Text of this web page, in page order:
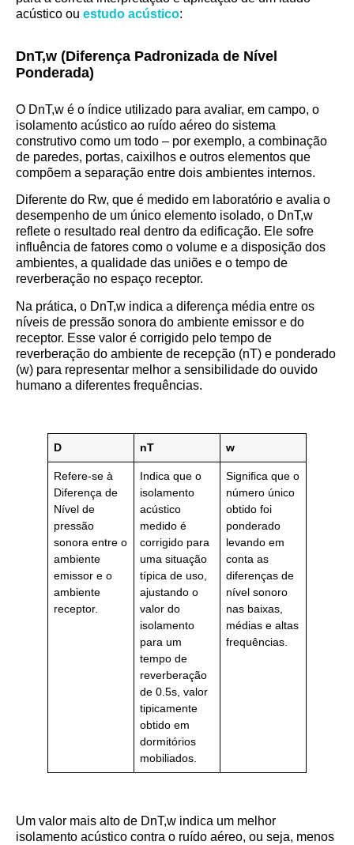
acústico ou estudo acústico:
DnT,w​ (Diferença Padronizada de Nível
Ponderada)
O DnT,w é o índice utilizado para avaliar, em campo, o
isolamento acústico ao ruído aéreo do sistema
construtivo como um todo – por exemplo, a combinação
de paredes, portas, caixilhos e outros elementos que
compõem a separação entre dois ambientes internos.
Diferente do Rw, que é medido em laboratório e avalia o
desempenho de um único elemento isolado, o DnT,w
reflete o resultado real dentro da edificação. Ele sofre
influência de fatores como o volume e a disposição dos
ambientes, a qualidade das uniões e o tempo de
reverberação no espaço receptor.
Na prática, o DnT,w indica a diferença média entre os
níveis de pressão sonora do ambiente emissor e do
receptor. Esse valor é corrigido pelo tempo de
reverberação do ambiente de recepção (nT) e ponderado
(w) para representar melhor a sensibilidade do ouvido
humano a diferentes frequências.
D nT w
Refere-se à
Diferença de
Nível de
pressão
sonora entre o
ambiente
emissor e o
ambiente
receptor.
Indica que o
isolamento
acústico
medido é
corrigido para
uma situação
típica de uso,
ajustando o
valor do
isolamento
para um
tempo de
reverberação
de 0.5s, valor
tipicamente
obtido em
dormitórios
mobiliados.
Significa que o
número único
obtido foi
ponderado
levando em
conta as
diferenças de
nível sonoro
nas baixas,
médias e altas
frequências.
Um valor mais alto de DnT,w​ indica um melhor
isolamento acústico contra o ruído aéreo, ou seja, menos